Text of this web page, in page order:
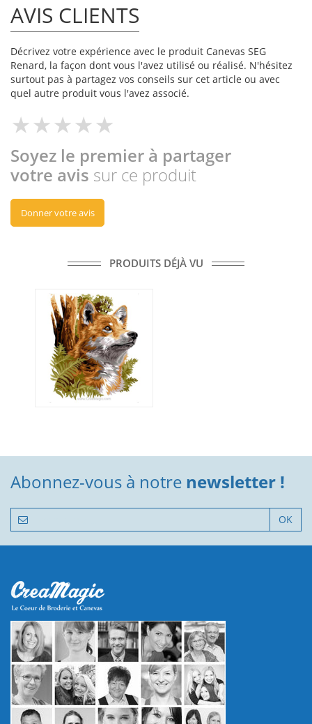
AVIS CLIENTS
Décrivez votre expérience avec le produit Canevas SEG
Renard, la façon dont vous l'avez utilisé ou réalisé. N'hésitez
surtout pas à partagez vos conseils sur cet article ou avec
quel autre produit vous l'avez associé.
Soyez le premier à partager
votre avis sur ce produit
Donner votre avis
PRODUITS DÉJÀ VU
Abonnez-vous à notre newsletter !
OK